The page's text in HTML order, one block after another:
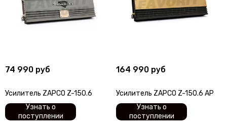
74 990 руб
Усилитель ZAPCO Z-150.6
Узнать о
поступлении
164 990 руб
Усилитель ZAPCO Z-150.6 AP
Узнать о
поступлении